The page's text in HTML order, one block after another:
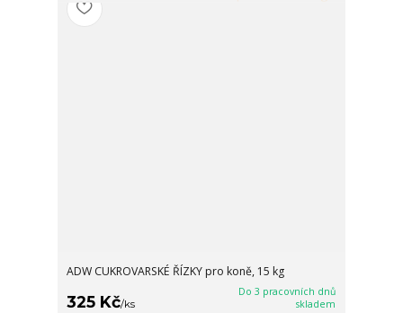
ADW CUKROVARSKÉ ŘÍZKY pro koně, 15 kg
325 Kč/ks
Do 3 pracovních dnů
skladem